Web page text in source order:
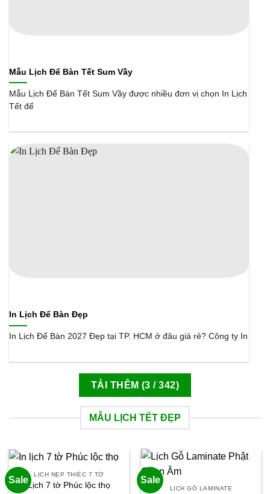
Mẫu Lịch Để Bàn Tết Sum Vầy
Mẫu Lịch Để Bàn Tết Sum Vầy được nhiều đơn vị chọn In Lịch
Tết để
In Lịch Để Bàn Đẹp
In Lịch Để Bàn 2027 Đẹp tại TP. HCM ở đâu giá rẻ? Công ty In
TẢI THÊM (3 / 342)
MẪU LỊCH TẾT ĐẸP
Sale
LỊCH NẸP THIẾC 7 TỜ
Lịch 7 tờ Phúc lộc thọ
Sale
LỊCH GỖ LAMINATE